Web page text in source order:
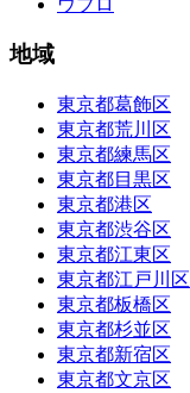
地域
東京都葛飾区
東京都荒川区
東京都練馬区
東京都目黒区
東京都港区
東京都渋谷区
東京都江東区
東京都江戸川区
東京都板橋区
東京都杉並区
東京都新宿区
東京都文京区